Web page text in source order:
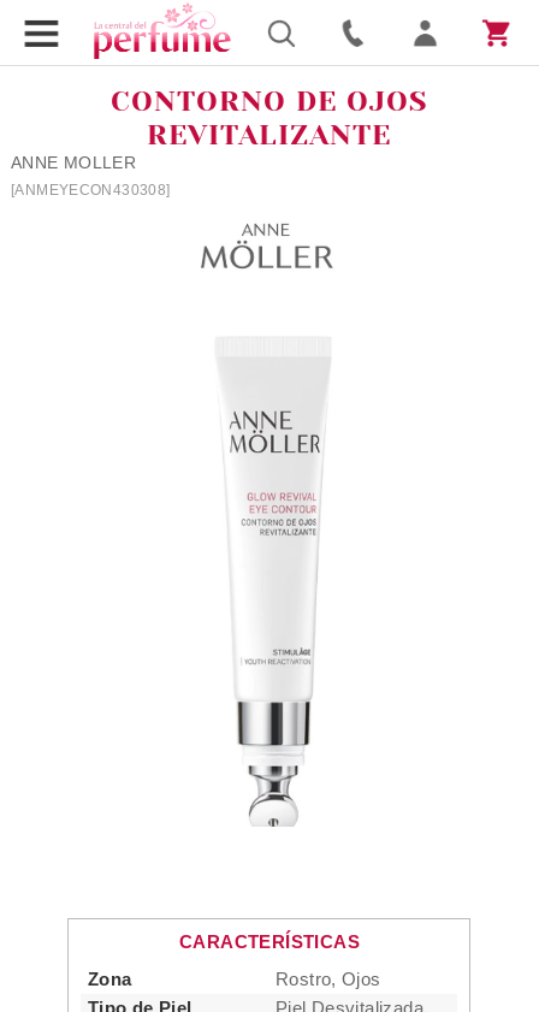
CONTORNO DE OJOS
REVITALIZANTE
ANNE MOLLER
[ANMEYECON430308]
CARACTERÍSTICAS
Zona
Rostro, Ojos
Tipo de Piel
Piel Desvitalizada,